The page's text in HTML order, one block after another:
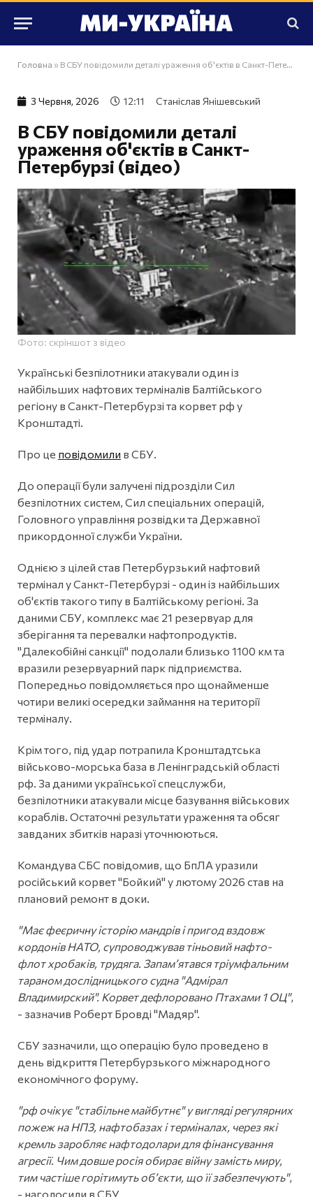
Головна » В СБУ повідомили деталі ураження об'єктів в Санкт-Петербурзі (відео)
3 Червня, 2026 12:11 Станіслав Янішевський
В СБУ повідомили деталі
ураження об'єктів в Санкт-
Петербурзі (відео)
Фото: скріншот з відео
Українські безпілотники атакували один із
найбільших нафтових терміналів Балтійського
регіону в Санкт-Петербурзі та корвет рф у
Кронштадті.
Про це повідомили в СБУ.
До операції були залучені підрозділи Сил
безпілотних систем, Сил спеціальних операцій,
Головного управління розвідки та Державної
прикордонної служби України.
Однією з цілей став Петербурзький нафтовий
термінал у Санкт-Петербурзі - один із найбільших
об'єктів такого типу в Балтійському регіоні. За
даними СБУ, комплекс має 21 резервуар для
зберігання та перевалки нафтопродуктів.
"Далекобійні санкції" подолали близько 1100 км та
вразили резервуарний парк підприємства.
Попередньо повідомляється про щонайменше
чотири великі осередки займання на території
терміналу.
Крім того, під удар потрапила Кронштадтська
військово-морська база в Ленінградській області
рф. За даними української спецслужби,
безпілотники атакували місце базування військових
кораблів. Остаточні результати ураження та обсяг
завданих збитків наразі уточнюються.
Командува СБС повідомив, що БпЛА уразили
російський корвет "Бойкий" у лютому 2026 став на
плановий ремонт в доки.
"Має феєричну історію мандрів і пригод вздовж
кордонів НАТО, супроводжував тіньовий нафто-
флот хробаків, трудяга. Запамʼятався тріумфальним
тараном дослідницького судна "Адмірал
Владимирский". Корвет дефлоровано Птахами 1 ОЦ",
- зазначив Роберт Бровді "Мадяр".
СБУ зазначили, що операцію було проведено в
день відкриття Петербурзького міжнародного
економічного форуму.
"рф очікує "стабільне майбутнє" у вигляді регулярних
пожеж на НПЗ, нафтобазах і терміналах, через які
кремль заробляє нафтодолари для фінансування
агресії. Чим довше росія обирає війну замість миру,
тим частіше горітимуть об’єкти, що її забезпечують",
- наголосили в СБУ.